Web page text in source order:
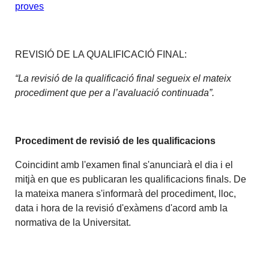
proves
REVISIÓ DE LA QUALIFICACIÓ FINAL:
“La revisió de la qualificació final segueix el mateix
procediment que per a l’avaluació continuada”.
Procediment de revisió de les qualificacions
Coincidint amb l'examen final s'anunciarà el dia i el
mitjà en que es publicaran les qualificacions finals. De
la mateixa manera s'informarà del procediment, lloc,
data i hora de la revisió d'exàmens d'acord amb la
normativa de la Universitat.